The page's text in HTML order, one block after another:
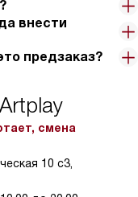
внести
предзаказ?
смена
10 с3,